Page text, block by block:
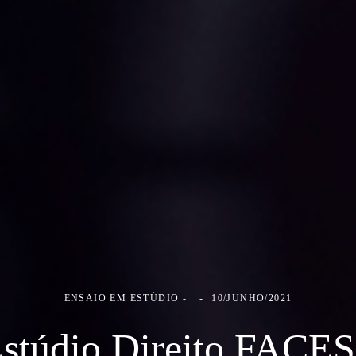
ENSAIO EM ESTÚDIO 10/JUNHO/2021